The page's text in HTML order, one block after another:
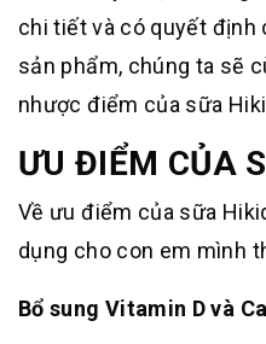
chi tiết và có quyết định
sản phẩm, chúng ta sẽ
nhược điểm của sữa
ƯU ĐIỂM CỦA
Về ưu điểm của sữa
dụng cho con em mình
Bổ sung Vitamin D và